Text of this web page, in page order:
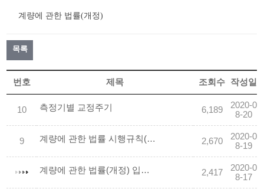
계량에 관한 법률(개정)
목록
번호 제목 조회수 작성일
10 측정기별 교정주기 6,189
2020-0
8-20
9 계량에 관한 법률 시행규칙(개정)입니다. 2,670
2020-0
8-19
계량에 관한 법률(개정) 입니다. 2,417
2020-0
8-17